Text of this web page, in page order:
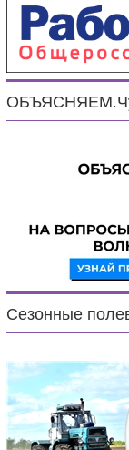
Сезонные